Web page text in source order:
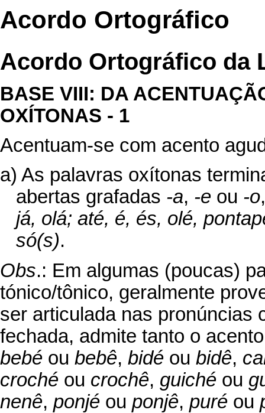
Acordo Ortográfico
Acordo Ortográfico da
BASE VIII: DA
OXÍTONAS - 1
Acentuam-se com acento
a) As palavras oxítonas
abertas grafadas -a, -e ou -o
já, olá; até, é, és, olé,
só(s).
Obs.: Em algumas (poucas)
tónico/tônico, geralmente
ser articulada nas pronúncias
fechada, admite tanto o
bebé ou bebê, bidé ou bidê,
croché ou crochê, guiché ou
nenê, ponjé ou ponjê, puré ou